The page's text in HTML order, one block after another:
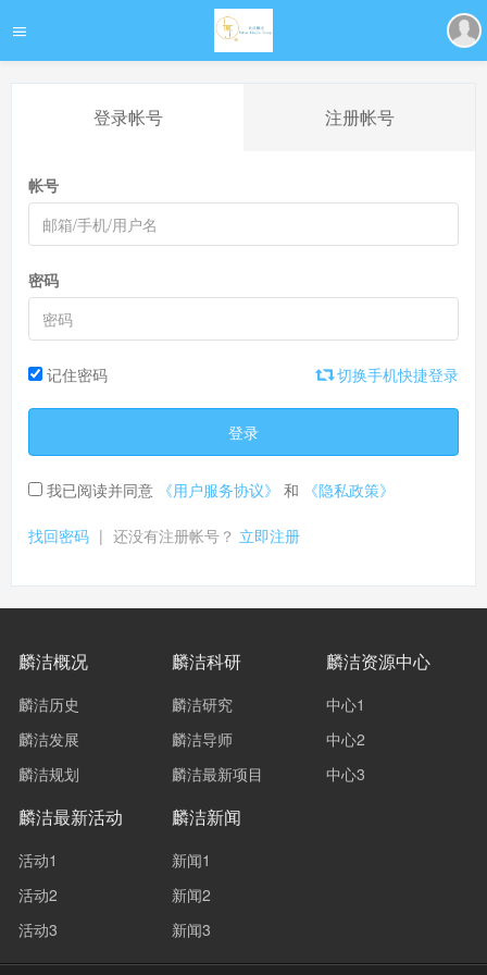
登录帐号 注册帐号
帐号
密码
记住密码 切换手机快捷登录
登录
我已阅读并同意 《用户服务协议》 和 《隐私政策》
找回密码 | 还没有注册帐号？ 立即注册
麟洁概况
麟洁历史
麟洁发展
麟洁规划
麟洁科研
麟洁研究
麟洁导师
麟洁最新项目
麟洁资源中心
中心1
中心2
中心3
麟洁最新活动
活动1
活动2
活动3
麟洁新闻
新闻1
新闻2
新闻3